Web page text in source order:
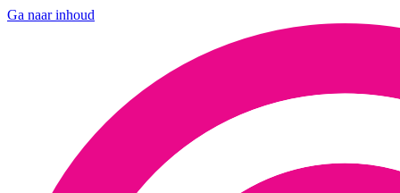
Ga naar inhoud